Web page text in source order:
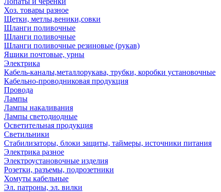
Хоз. товары разное
Щетки, метлы,веники,совки
Шланги поливочные
Шланги поливочные
Шланги поливочные резиновые (рукав)
Ящики почтовые, урны
Электрика
Кабель-каналы,металлорукава, трубки, коробки установочные
Кабельно-проводниковая продукция
Провода
Лампы
Лампы накаливания
Лампы светодиодные
Осветительная продукция
Светильники
Стабилизаторы, блоки защиты, таймеры, источники питания
Электрика разное
Электроустановочные изделия
Розетки, разъемы, подрозетники
Хомуты кабельные
Эл. патроны, эл. вилки